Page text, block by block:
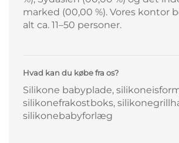
marked (00,00 %). Vores kontor
alt ca. 11–50 personer.
Hvad kan du købe fra os?
Silikone babyplade,
silikonefrakostboks,
silikonebabyforlæg